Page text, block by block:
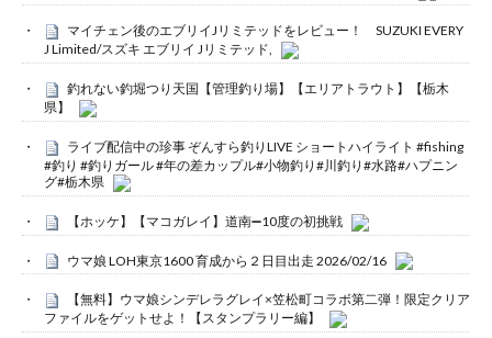
マイチェン後のエブリイJリミテッドをレビュー！ SUZUKI EVERY
J Limited/スズキ エブリイ Jリミテッド,
釣れない釣堀つり天国【管理釣り場】【エリアトラウト】【栃木
県】
ライブ配信中の珍事 ぞんすら釣りLIVE ショートハイライト #fishing
#釣り #釣りガール #年の差カップル#小物釣り#川釣り#水路#ハプニン
グ#栃木県
【ホッケ】【マコガレイ】道南➖10度の初挑戦
ウマ娘 LOH東京1600 育成から２日目出走 2026/02/16
【無料】ウマ娘シンデレラグレイ×笠松町コラボ第二弾！限定クリア
ファイルをゲットせよ！【スタンプラリー編】